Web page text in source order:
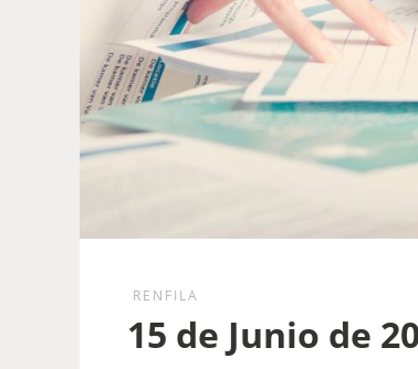
RENFILA
15 de Junio de